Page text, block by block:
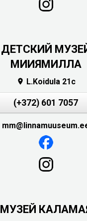
ДЕТСКИЙ
МИИЯМИЛЛА
 L.Koidula 21c
(+372) 601 7057
МУЗЕЙ